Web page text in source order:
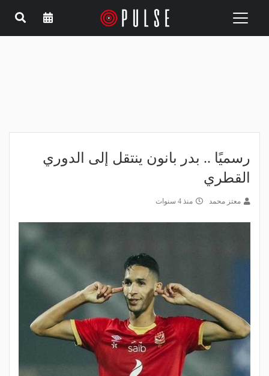
Toggle
رسميًا .. بدر بانون ينتقل إلى الدوري
القطري
معتز محمد منذ 4 سنوات